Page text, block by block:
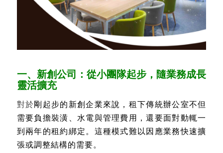
一、新創公司：從小團隊起步，隨業務成長
靈活擴充
對於剛起步的新創企業來說，租下傳統辦公室不但
需要負擔裝潢、水電與管理費用，還要面對動輒一
到兩年的租約綁定。這種模式難以因應業務快速擴
張或調整結構的需要。